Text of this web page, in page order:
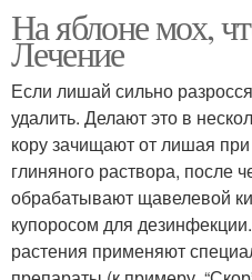
На яблоне мох,
Лечение
Если лишай сильно
удалить. Делают это в
кору зачищают от лишая
глиняного раствора, после
обрабатывают щавелевой
купоросом для
растения применяют